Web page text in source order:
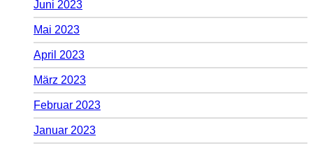
Juni 2023
Mai 2023
April 2023
März 2023
Februar 2023
Januar 2023